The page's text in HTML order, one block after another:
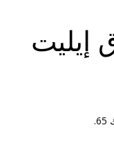
إيليت
اسطنبول / دوزو بيليك / 15 رقم سوكاك 65.